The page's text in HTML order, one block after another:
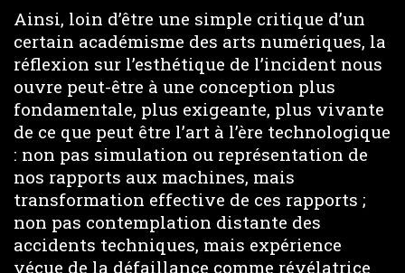
Ainsi, loin d’être une simple critique d’un
certain académisme des arts numériques, la
réflexion sur l’esthétique de l’incident nous
ouvre peut-être à une conception plus
fondamentale, plus exigeante, plus vivante
de ce que peut être l’art à l’ère technologique
: non pas simulation ou représentation de
nos rapports aux machines, mais
transformation effective de ces rapports ;
non pas contemplation distante des
accidents techniques, mais expérience
vécue de la défaillance comme révélatrice